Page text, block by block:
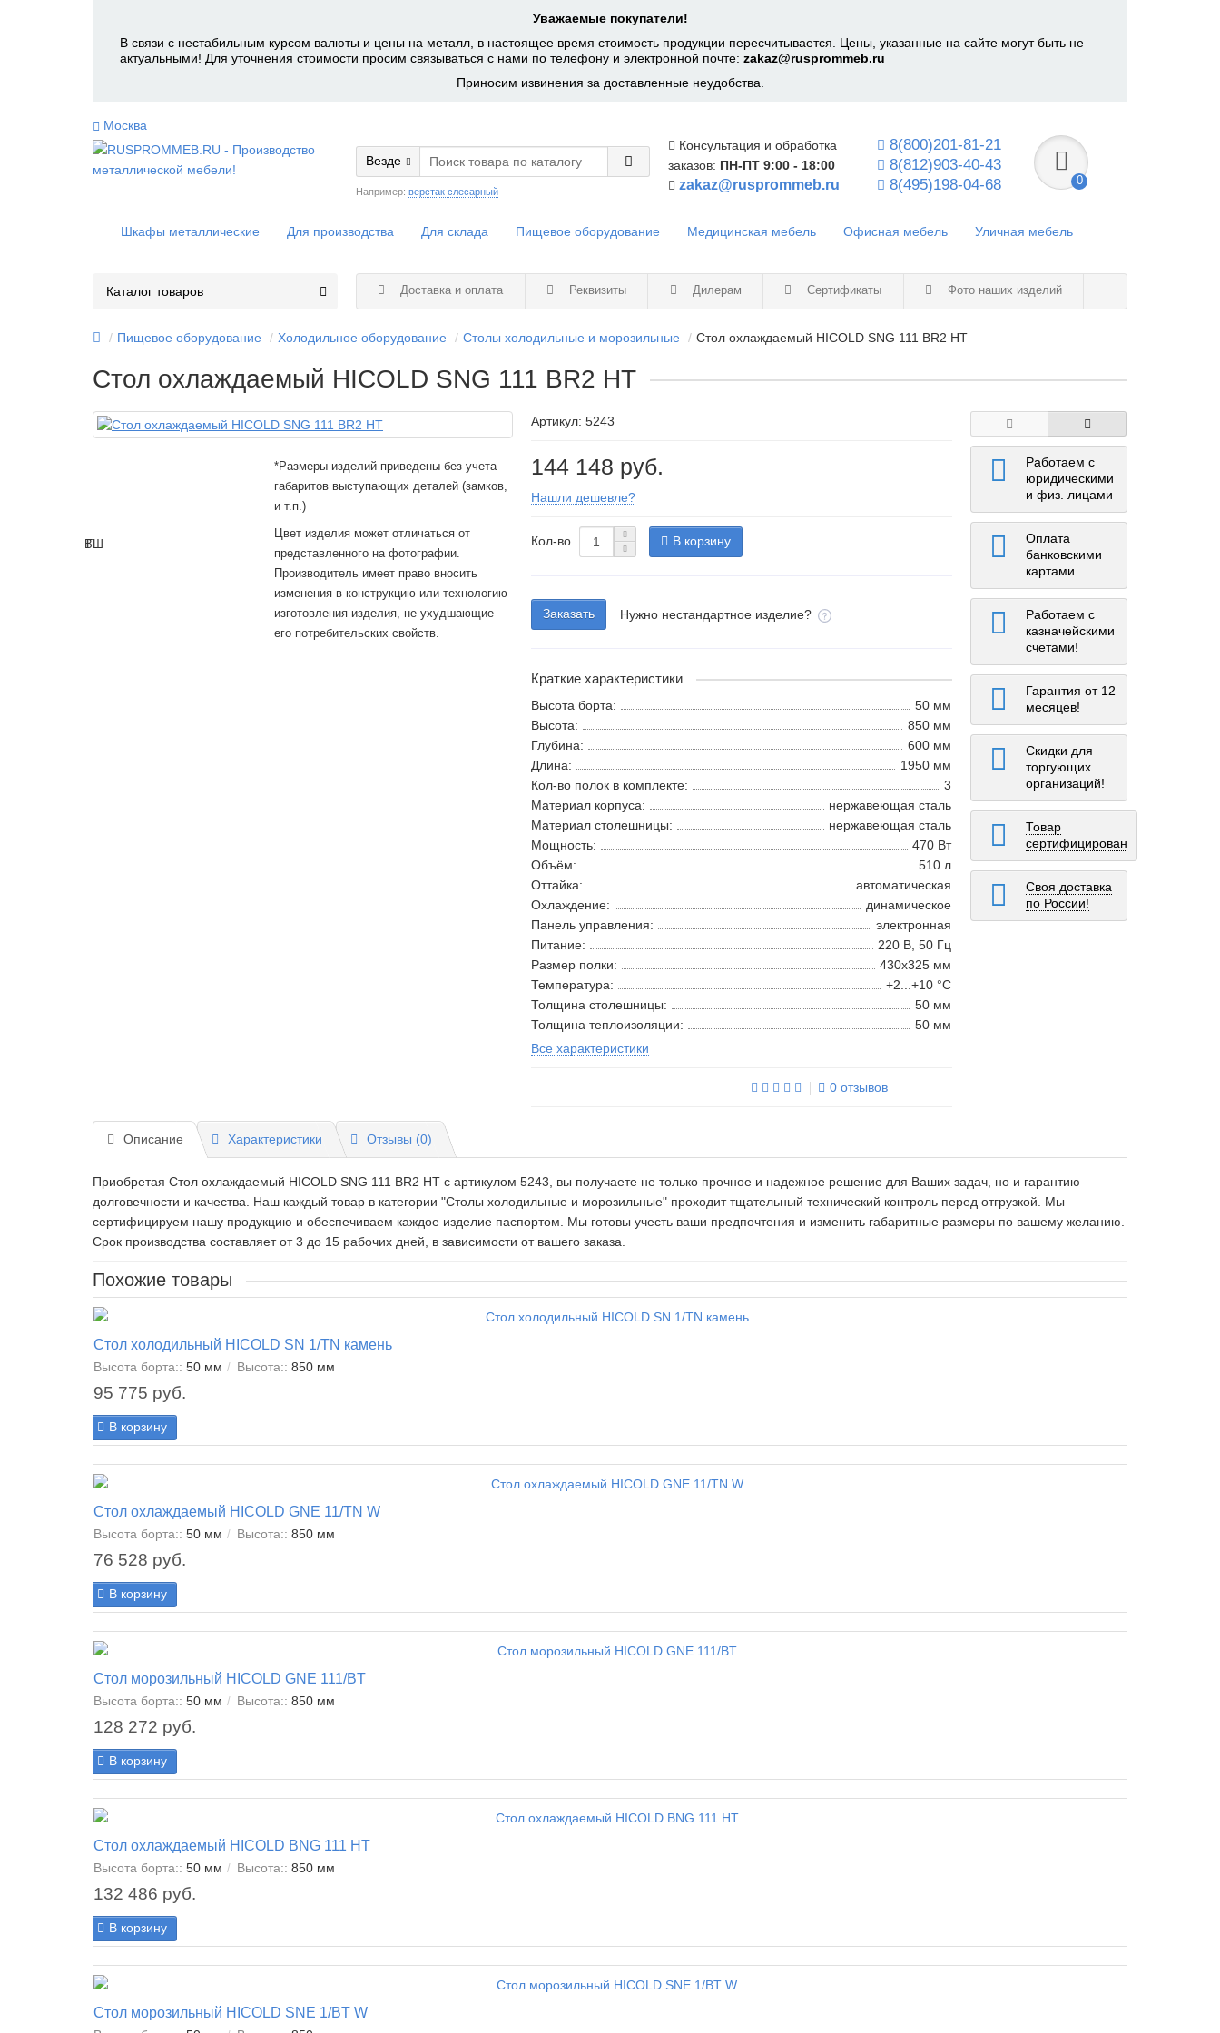
Уважаемые покупатели!
В связи с нестабильным курсом валюты и цены на металл, в настоящее время стоимость продукции пересчитывается. Цены, указанные на сайте могут быть не
актуальными! Для уточнения стоимости просим связываться с нами по телефону и электронной почте: zakaz@rusprommeb.ru
Приносим извинения за доставленные неудобства.
Москва
Везде
Например: верстак слесарный
Консультация и обработка
заказов: ПН-ПТ 9:00 - 18:00
zakaz@rusprommeb.ru
8(800)201-81-21
8(812)903-40-43
8(495)198-04-68
0
Шкафы металлические Для производства Для склада Пищевое оборудование Медицинская мебель Офисная мебель Уличная мебель
Доставка и оплата Реквизиты Дилерам Сертификаты Фото наших изделий
Каталог товаров
Пищевое оборудование Холодильное оборудование Столы холодильные и морозильные Стол охлаждаемый HICOLD SNG 111 BR2 HT
Стол охлаждаемый HICOLD SNG 111 BR2 HT
Ш
В
Г
*Размеры изделий приведены без учета
габаритов выступающих деталей (замков,
и т.п.)
Цвет изделия может отличаться от
представленного на фотографии.
Производитель имеет право вносить
изменения в конструкцию или технологию
изготовления изделия, не ухудшающие
его потребительских свойств.
Артикул: 5243
144 148 руб.
Нашли дешевле?
Кол-во В корзину
Заказать Нужно нестандартное изделие?
Краткие характеристики
Высота борта:
50 мм
Высота:
850 мм
Глубина:
600 мм
Длина:
1950 мм
Кол-во полок в комплекте:
3
Материал корпуса:
нержавеющая сталь
Материал столешницы:
нержавеющая сталь
Мощность:
470 Вт
Объём:
510 л
Оттайка:
автоматическая
Охлаждение:
динамическое
Панель управления:
электронная
Питание:
220 В, 50 Гц
Размер полки:
430х325 мм
Температура:
+2...+10 °С
Толщина столешницы:
50 мм
Толщина теплоизоляции:
50 мм
Все характеристики
0 отзывов
Работаем с
юридическими
и физ. лицами
Оплата
банковскими
картами
Работаем с
казначейскими
счетами!
Гарантия от 12
месяцев!
Скидки для
торгующих
организаций!
Товар
сертифицирован
Своя доставка
по России!
Описание Характеристики Отзывы (0)
Приобретая Стол охлаждаемый HICOLD SNG 111 BR2 HT c артикулом 5243, вы получаете не только прочное и надежное решение для Ваших задач, но и гарантию
долговечности и качества. Наш каждый товар в категории "Столы холодильные и морозильные" проходит тщательный технический контроль перед отгрузкой. Мы
сертифицируем нашу продукцию и обеспечиваем каждое изделие паспортом. Мы готовы учесть ваши предпочтения и изменить габаритные размеры по вашему желанию.
Срок производства составляет от 3 до 15 рабочих дней, в зависимости от вашего заказа.
Похожие товары
Стол холодильный HICOLD SN 1/TN камень
Высота борта:: 50 мм Высота:: 850 мм
95 775 руб.
В корзину
Стол охлаждаемый HICOLD GNE 11/TN W
Высота борта:: 50 мм Высота:: 850 мм
76 528 руб.
В корзину
Стол морозильный HICOLD GNE 111/BT
Высота борта:: 50 мм Высота:: 850 мм
128 272 руб.
В корзину
Стол охлаждаемый HICOLD BNG 111 HT
Высота борта:: 50 мм Высота:: 850 мм
132 486 руб.
В корзину
Стол морозильный HICOLD SNE 1/BT W